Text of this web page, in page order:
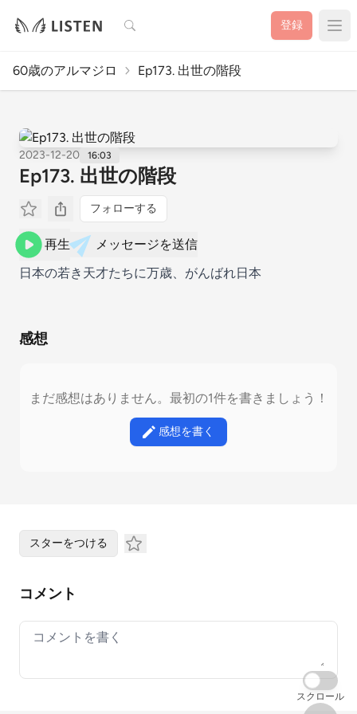
検索 登録
60歳のアルマジロ Ep173. 出世の階段
2023-12-20 16:03
Ep173. 出世の階段
フォローする
再生
メッセージを送信
日本の若き天才たちに万歳、がんばれ日本
感想
まだ感想はありません。最初の1件を書きましょう！
感想を書く
スターをつける
コメント
Your comment
スクロール